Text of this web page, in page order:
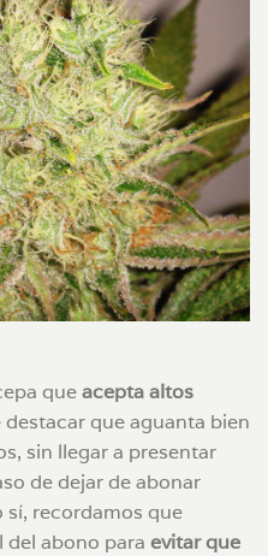
queacepta altos
destacar que aguanta bien
sin llegar a presentar
de dejar de abonar
recordamos que
del abono para evitar que